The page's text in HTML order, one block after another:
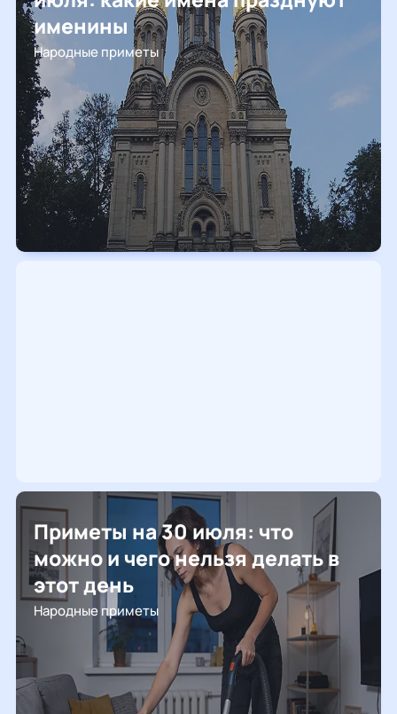
именины
Народные приметы
Приметы на 30 июля: что
можно и чего нельзя делать в
этот день
Народные приметы